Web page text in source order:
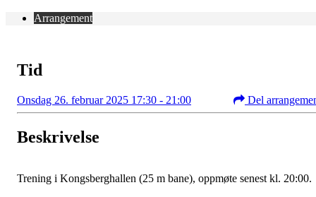
Arrangement
Tid
Onsdag 26. februar 2025 17:30 - 21:00 Del
Beskrivelse
Trening i Kongsberghallen (25 m bane), oppmøte senest kl. 20:00.